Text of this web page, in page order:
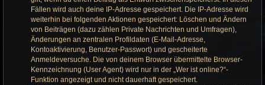
Fällen wird auch deine IP-Adresse gespeichert. Die IP-Adresse wird
weiterhin bei folgenden Aktionen gespeichert: Löschen und Ändern
von Beiträgen (dazu zählen Private Nachrichten und Umfragen),
Änderungen an zentralen Profildaten (E-Mail-Adresse,
Kontoaktivierung, Benutzer-Passwort) und gescheiterte
Anmeldeversuche. Die von deinem Browser übermittelte Browser-
Kennzeichnung (User Agent) wird nur in der „Wer ist online?“-
Funktion angezeigt und nicht dauerhaft gespeichert.